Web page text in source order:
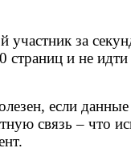
участник за
страниц и не
если
связь – что